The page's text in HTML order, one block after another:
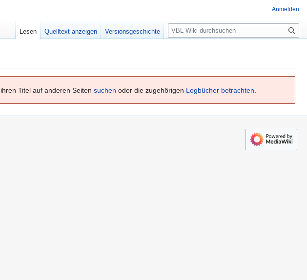
, ihren Titel auf anderen Seiten suchen oder die zugehörigen Logbücher betrachten
Anmelden
Lesen Quelltext anzeigen Versionsgeschichte
S
u
e